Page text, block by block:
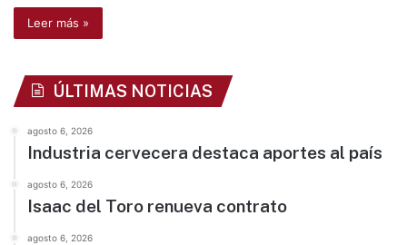
Leer más »
ÚLTIMAS NOTICIAS
agosto 6, 2026
Industria cervecera destaca aportes al país
agosto 6, 2026
Isaac del Toro renueva contrato
agosto 6, 2026